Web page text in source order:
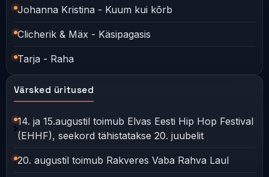
Johanna Kristina - Kuum kui kõrb
Clicherik & Mäx - Käsipagasis
Tarja - Raha
Värsked üritused
14. ja 15.augustil toimub Elvas Eesti Hip Hop Festival
(EHHF), seekord tähistatakse 20. juubelit
20. augustil toimub Rakveres Vaba Rahva Laul